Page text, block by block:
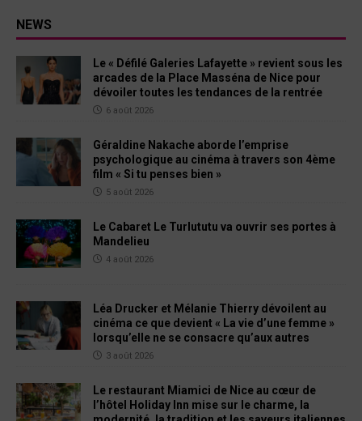
NEWS
Le « Défilé Galeries Lafayette » revient sous les
arcades de la Place Masséna de Nice pour
dévoiler toutes les tendances de la rentrée
6 août 2026
Géraldine Nakache aborde l’emprise
psychologique au cinéma à travers son 4ème
film « Si tu penses bien »
5 août 2026
Le Cabaret Le Turlututu va ouvrir ses portes à
Mandelieu
4 août 2026
Léa Drucker et Mélanie Thierry dévoilent au
cinéma ce que devient « La vie d’une femme »
lorsqu’elle ne se consacre qu’aux autres
3 août 2026
Le restaurant Miamici de Nice au cœur de
l’hôtel Holiday Inn mise sur le charme, la